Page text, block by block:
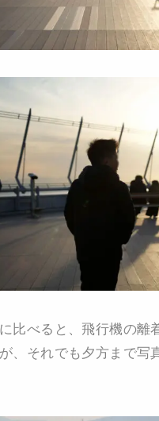
比べると、飛行機の離
、それでも夕方まで写